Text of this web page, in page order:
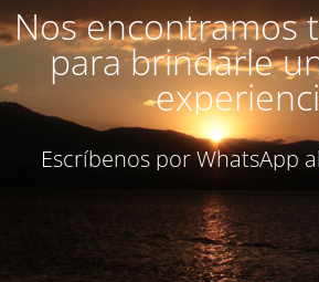
Nos encontramos
para brindarle
Escríbenos por WhatsApp